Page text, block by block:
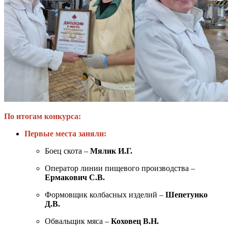
По итогам конкурса:
Первые места заняли:
Боец скота – Мялик И.Г.
Оператор линии пищевого производства –
Ермакович С.В.
Формовщик колбасных изделий – Шепетунко
Д.В.
Обвальщик мяса – Коховец В.Н.